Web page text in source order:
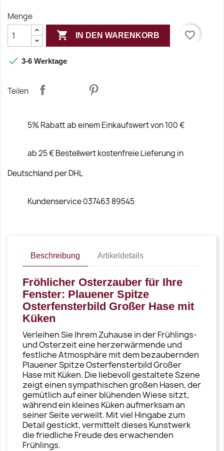
Menge
 IN DEN WARENKORB favorite_border
 3-6 Werktage
Teilen
5% Rabatt ab einem Einkaufswert von 100 €
ab 25 € Bestellwert kostenfreie Lieferung in
Deutschland per DHL
Kundenservice 037463 89545
Beschreibung Artikeldetails
Fröhlicher Osterzauber für Ihre
Fenster: Plauener Spitze
Osterfensterbild Großer Hase mit
Küken
Verleihen Sie Ihrem Zuhause in der Frühlings-
und Osterzeit eine herzerwärmende und
festliche Atmosphäre mit dem bezaubernden
Plauener Spitze Osterfensterbild Großer
Hase mit Küken. Die liebevoll gestaltete Szene
zeigt einen sympathischen großen Hasen, der
gemütlich auf einer blühenden Wiese sitzt,
während ein kleines Küken aufmerksam an
seiner Seite verweilt. Mit viel Hingabe zum
Detail gestickt, vermittelt dieses Kunstwerk
die friedliche Freude des erwachenden
Frühlings.